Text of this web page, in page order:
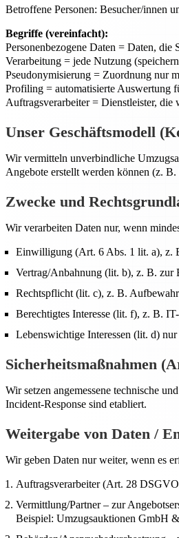
Betroffene Personen: Besucher/innen
Begriffe (vereinfacht):
Personenbezogene Daten = Daten, die
Verarbeitung = jede Nutzung
Pseudonymisierung = Zuordnung nur
Profiling = automatisierte Auswertung
Auftragsverarbeiter = Dienstleister, die
Unser Geschäftsmodell
Wir vermitteln unverbindliche
Angebote erstellt werden können (z.
Zwecke und
Wir verarbeiten Daten nur, wenn
Einwilligung (Art. 6 Abs. 1 lit. a), z.
Vertrag/Anbahnung (lit. b), z. B. zur
Rechtspflicht (lit. c), z. B.
Berechtigtes Interesse (lit. f), z. B.
Lebenswichtige Interessen (lit. d) nur
Sicherheitsmaßnahmen
Wir setzen angemessene technische
Incident-Response sind etabliert.
Weitergabe von Daten /
Wir geben Daten nur weiter, wenn es
Auftragsverarbeiter (Art. 28
Vermittlung/Partner – zur
Beispiel: Umzugsauktionen GmbH